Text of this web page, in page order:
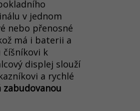
v jednom
nebo přenosné
má i baterii a
k
displej slouží
a rychlé
zabudovanou